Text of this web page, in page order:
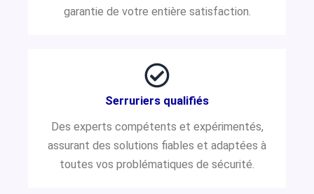
garantie de votre entière satisfaction.
Serruriers qualifiés
Des experts compétents et expérimentés,
assurant des solutions fiables et adaptées à
toutes vos problématiques de sécurité.